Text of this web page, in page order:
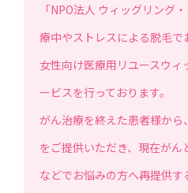
「NPO法人 ウィッグリング
療中やストレスによる脱毛で
女性向け医療用リユースウ
ービスを行っております。
がん治療を終えた患者様か
をご提供いただき、現在が
などでお悩みの方へ再提供す